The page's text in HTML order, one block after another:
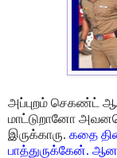
அப்புறம் செகண்ட்
மாட்டுறானோ
இருக்காரு. கதை
பாத்துருக்கேன்.